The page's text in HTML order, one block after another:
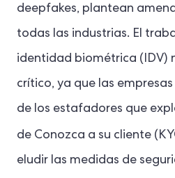
deepfakes, plantean
todas las industrias. El
identidad biométrica (IDV)
crítico, ya que las
de los estafadores que
de Conozca a su cliente
eludir las medidas de